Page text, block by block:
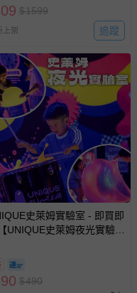
拆封、使用，則酌收整
或一經提供即為完成之線
供（例如線上課程、遊
身衣物、泳裝、襪子、地
與背巾、包屁衣、學習
、擠乳器、哺乳衣、托腹
上「不可拆封」，或具警
。
$1599
上架 追蹤
史萊姆實驗室 - 即買即
UNIQUE史萊姆夜光實驗室
單編號兌換，逾期作廢) (大
孩均一價(3歲以上需購票))
$490